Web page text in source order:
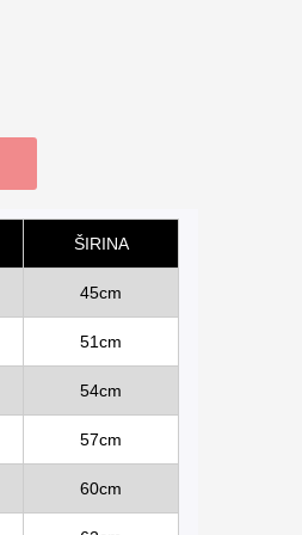
ŠIRINA
45cm
51cm
54cm
57cm
60cm